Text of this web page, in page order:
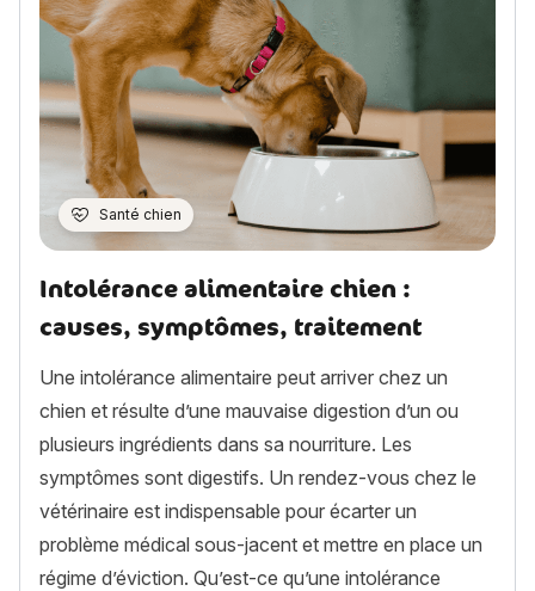
Santé chien
Intolérance alimentaire chien :
causes, symptômes, traitement
Une intolérance alimentaire peut arriver chez un
chien et résulte d’une mauvaise digestion d’un ou
plusieurs ingrédients dans sa nourriture. Les
symptômes sont digestifs. Un rendez-vous chez le
vétérinaire est indispensable pour écarter un
problème médical sous-jacent et mettre en place un
régime d’éviction. Qu’est-ce qu’une intolérance